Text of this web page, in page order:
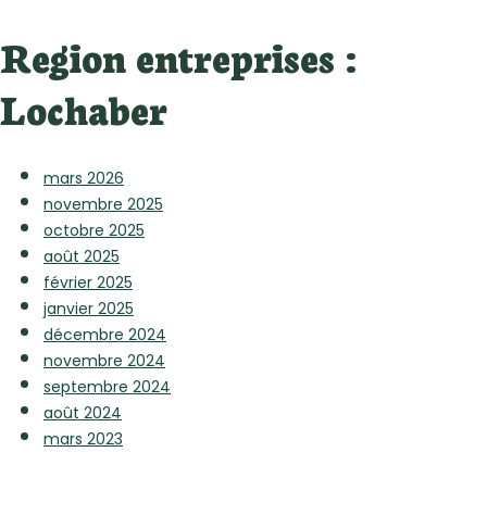
Region entreprises :
Lochaber
mars 2026
novembre 2025
octobre 2025
août 2025
février 2025
janvier 2025
décembre 2024
novembre 2024
septembre 2024
août 2024
mars 2023